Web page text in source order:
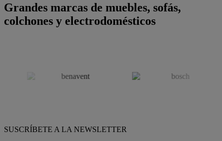
Grandes marcas de muebles, sofás,
colchones y electrodomésticos
SUSCRÍBETE A LA NEWSLETTER